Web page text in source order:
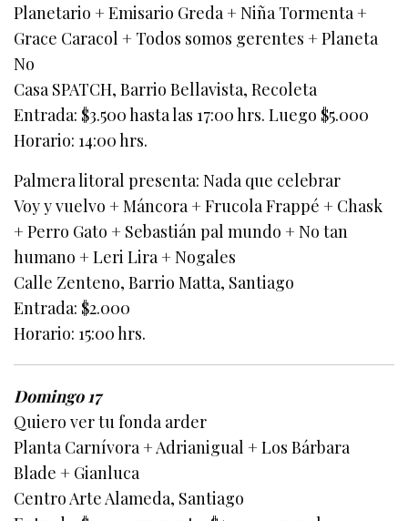
Planetario + Emisario Greda + Niña Tormenta +
Grace Caracol + Todos somos gerentes + Planeta
No
Casa SPATCH, Barrio Bellavista, Recoleta
Entrada: $3.500 hasta las 17:00 hrs. Luego $5.000
Horario: 14:00 hrs.
Palmera litoral presenta: Nada que celebrar
Voy y vuelvo + Máncora + Frucola Frappé + Chask
+ Perro Gato + Sebastián pal mundo + No tan
humano + Leri Lira + Nogales
Calle Zenteno, Barrio Matta, Santiago
Entrada: $2.000
Horario: 15:00 hrs.
Domingo 17
Quiero ver tu fonda arder
Planta Carnívora + Adrianigual + Los Bárbara
Blade + Gianluca
Centro Arte Alameda, Santiago